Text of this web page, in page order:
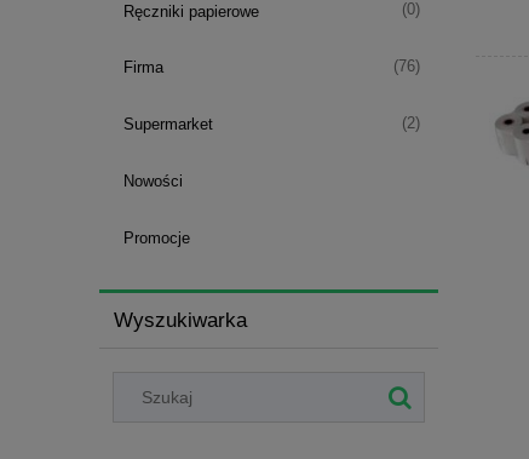
Ręczniki papierowe (0)
Firma (76)
Supermarket (2)
Nowości
Promocje
Wyszukiwarka